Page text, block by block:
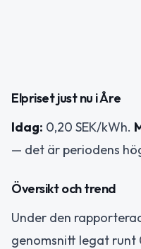
Elpriset just nu i Åre
Idag: 0,20 SEK/kWh.
— det är periodens
Översikt och trend
Under den
genomsnitt legat runt